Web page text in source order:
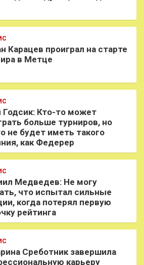
Карацев проиграл на старте
в Метце
Годсик: Кто-то может
больше турниров, но
не будет иметь такого
как Федерер
Медведев: Не могу
что испытал сильные
когда потерял первую
рейтинга
Среботник завершила
карьеру